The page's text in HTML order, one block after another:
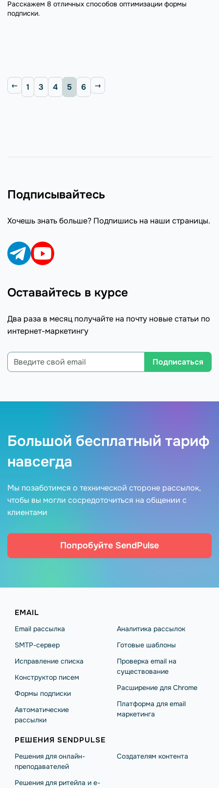
Расскажем 8 отличных способов оптимизации формы
подписки.
1 3 4 5 6
Подписывайтесь
Хочешь знать больше? Подпишись на наши страницы.
Оставайтесь в курсе
Два раза в месяц получайте на почту новые статьи по
интернет-маркетингу
Подписаться
Большой бесплатный тариф
навсегда
Мы позаботимся о технической стороне рассылок,
чтобы вы могли сосредоточиться на общении с
клиентами
Попробуйте SendPulse
EMAIL
Email рассылка
SMTP-сервер
Исправление списка
Конструктор писем
Формы подписки
Автоматические
рассылки
Аналитика рассылок
Готовые шаблоны
Проверка email на
существование
Расширение для Chrome
Платформа для email
маркетинга
РЕШЕНИЯ SENDPULSE
Решения для онлайн-
преподавателей
Решения для ритейла и e-
Создателям контента